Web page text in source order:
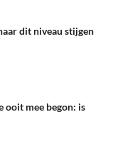
dit niveau stijgen
ooit mee begon: is